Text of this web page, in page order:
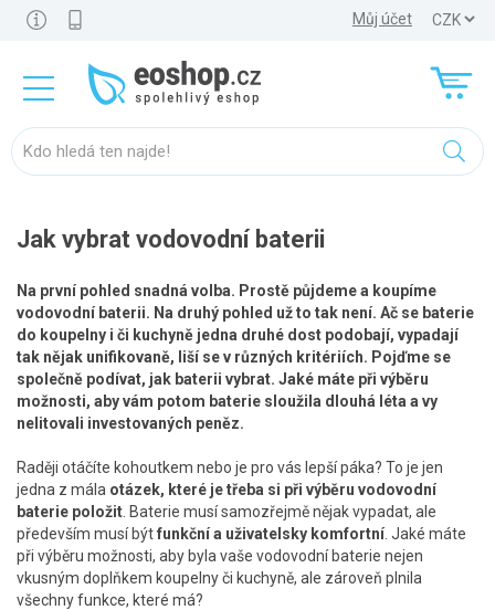
Můj účet
Jak vybrat vodovodní baterii
Na první pohled snadná volba. Prostě půjdeme a koupíme
vodovodní baterii. Na druhý pohled už to tak není. Ač se baterie
do koupelny i či kuchyně jedna druhé dost podobají, vypadají
tak nějak unifikovaně, liší se v různých kritériích. Pojďme se
společně podívat, jak baterii vybrat. Jaké máte při výběru
možnosti, aby vám potom baterie sloužila dlouhá léta a vy
nelitovali investovaných peněz.
Raději otáčíte kohoutkem nebo je pro vás lepší páka? To je jen
jedna z mála otázek, které je třeba si při výběru vodovodní
baterie položit . Baterie musí samozřejmě nějak vypadat, ale
především musí býtfunkční a uživatelsky komfortní . Jaké máte
při výběru možnosti, aby byla vaše vodovodní baterie nejen
vkusným doplňkem koupelny či kuchyně, ale zároveň plnila
všechny funkce, které má?